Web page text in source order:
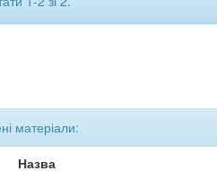
матеріали:
Назва